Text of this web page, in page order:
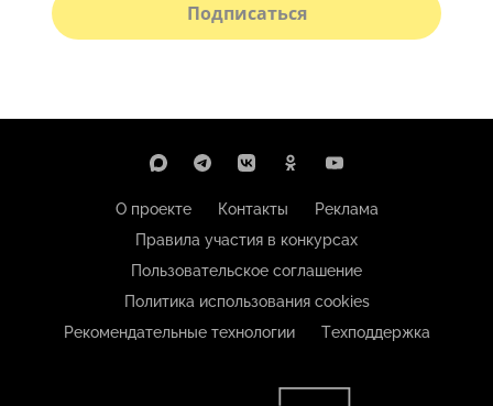
Подписаться
О проекте Контакты
Реклама
Правила участия в конкурсах
Пользовательское соглашение
Политика использования cookies
Рекомендательные технологии
Техподдержка